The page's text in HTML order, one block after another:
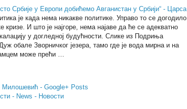
Србије у Европи добићемо Авганистан у Србији“ - Царса
је када нема никакве политике. Управо то се догодило
кризе. И што је најгоре, нема најаве да ће се адекватно
у догледној будућности. Слике из Подриња
обале Зворничког језера, тамо где је вода мирна и на
може прећи …
Милошевић - Google+ Posts
- News - Новости